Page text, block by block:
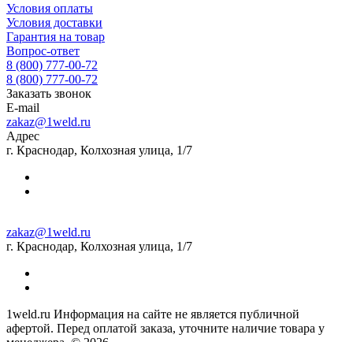
Условия оплаты
Условия доставки
Гарантия на товар
Вопрос-ответ
8 (800) 777-00-72
8 (800) 777-00-72
Заказать звонок
E-mail
zakaz@1weld.ru
Адрес
г. Краснодар, Колхозная улица, 1/7
zakaz@1weld.ru
г. Краснодар, Колхозная улица, 1/7
1weld.ru Информация на сайте не является публичной
афертой. Перед оплатой заказа, уточните наличие товара у